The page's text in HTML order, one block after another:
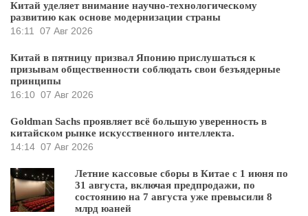
Китай уделяет внимание научно-технологическому
развитию как основе модернизации страны
16:11
07 Авг 2026
Китай в пятницу призвал Японию прислушаться к
призывам общественности соблюдать свои безъядерные
принципы
16:10 07 Авг 2026
Goldman Sachs проявляет всё большую уверенность в
китайском рынке искусственного интеллекта.
14:14 07 Авг 2026
Летние кассовые сборы в Китае с 1 июня по
31 августа, включая предпродажи, по
состоянию на 7 августа уже превысили 8
млрд юаней